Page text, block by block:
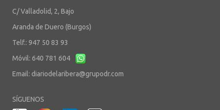
C/ Valladolid, 2, Bajo
Aranda de Duero (Burgos)
Telf.: 947 50 83 93
Móvil: 640 781 604
Email: diariodelaribera@grupodr.com
SÍGUENOS